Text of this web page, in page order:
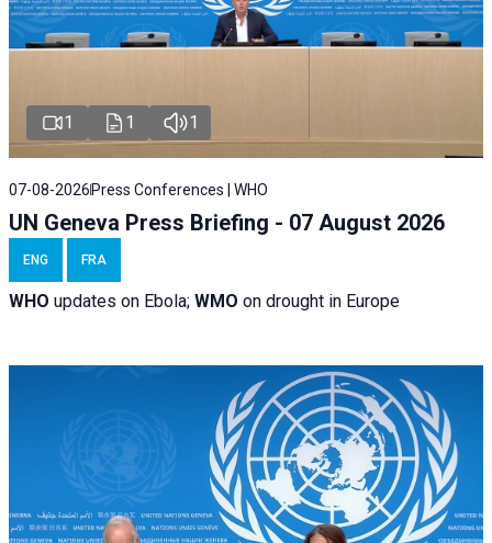
1 1 1
07-08-2026 Press Conferences | WHO
UN Geneva Press Briefing - 07 August 2026
ENG FRA
WHO updates on Ebola; WMO on drought in Europe